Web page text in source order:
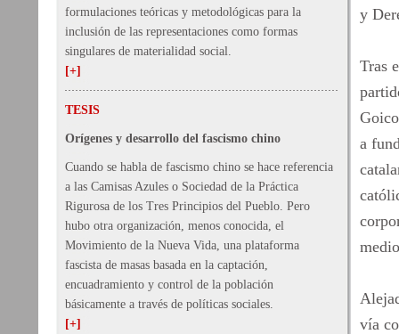
formulaciones teóricas y metodológicas para la
inclusión de las representaciones como formas
singulares de materialidad social.
[+]
TESIS
Orígenes y desarrollo del fascismo chino
Cuando se habla de fascismo chino se hace referencia
a las Camisas Azules o Sociedad de la Práctica
Rigurosa de los Tres Principios del Pueblo. Pero
hubo otra organización, menos conocida, el
Movimiento de la Nueva Vida, una plataforma
fascista de masas basada en la captación,
encuadramiento y control de la población
básicamente a través de políticas sociales.
[+]
y
Tras
a
vía